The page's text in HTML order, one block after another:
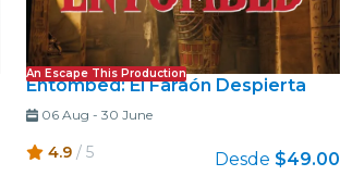
An Escape This Production
Entombed: El Faraón Despierta
06 Aug - 30 June
4.9 / 5 Desde $49.00